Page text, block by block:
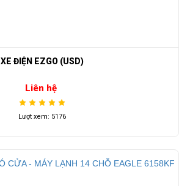
XE ĐIỆN EZGO (USD)
Liên hệ
Lượt xem: 5176